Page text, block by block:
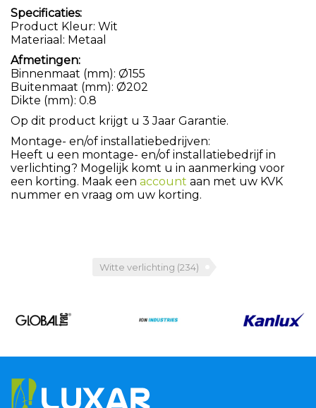
Specificaties:
Product Kleur: Wit
Materiaal: Metaal
Afmetingen:
Binnenmaat (mm): Ø155
Buitenmaat (mm): Ø202
Dikte (mm): 0.8
Op dit product krijgt u 3 Jaar Garantie.
Montage- en/of installatiebedrijven:
Heeft u een montage- en/of installatiebedrijf in
verlichting? Mogelijk komt u in aanmerking voor
een korting. Maak een account aan met uw KVK
nummer en vraag om uw korting.
Witte verlichting (234)